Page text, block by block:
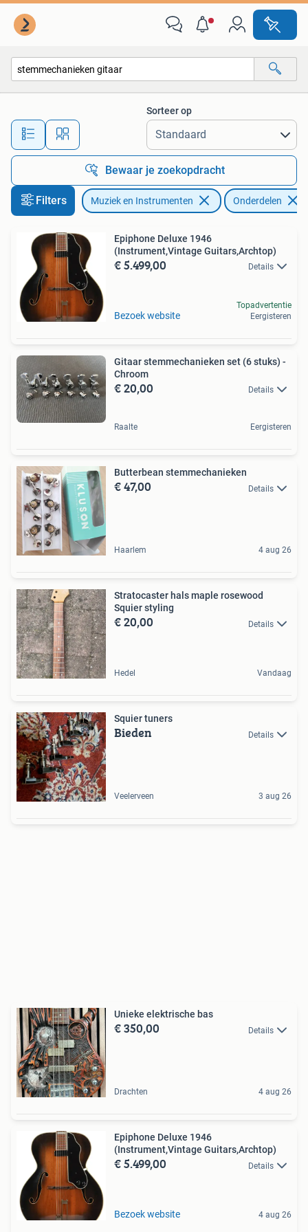
Alle afstanden…
Sorteer op
Bewaar je zoekopdracht
Filters Muziek en Instrumenten Onderdelen
Epiphone Deluxe 1946
(Instrument,Vintage Guitars,Archtop)
€ 5.499,00 Details
Bezoek website
Topadvertentie
Eergisteren
Gitaar stemmechanieken set (6 stuks) -
Chroom
€ 20,00 Details
Raalte Eergisteren
Butterbean stemmechanieken
€ 47,00 Details
Haarlem 4 aug 26
Stratocaster hals maple rosewood
Squier styling
€ 20,00 Details
Hedel Vandaag
Squier tuners
Bieden Details
Veelerveen 3 aug 26
Unieke elektrische bas
€ 350,00 Details
Drachten 4 aug 26
Epiphone Deluxe 1946
(Instrument,Vintage Guitars,Archtop)
€ 5.499,00 Details
Bezoek website 4 aug 26